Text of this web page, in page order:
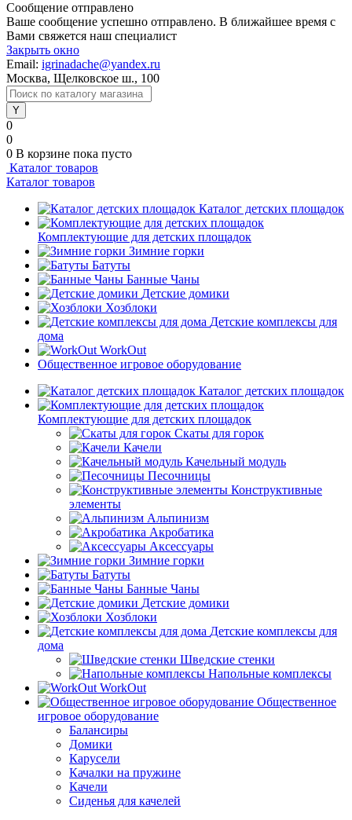
Сообщение отправлено
Ваше сообщение успешно отправлено. В ближайшее время с
Вами свяжется наш специалист
Закрыть окно
Email: igrinadache@yandex.ru
Москва, Щелковское ш., 100
0
0
0 В корзине пока пусто
Каталог товаров
Каталог товаров
Каталог детских площадок
Комплектующие для детских площадок
Зимние горки
Батуты
Банные Чаны
Детские домики
Хозблоки
Детские комплексы для
дома
WorkOut
Общественное игровое оборудование
Каталог детских площадок
Комплектующие для детских площадок
Скаты для горок
Качели
Качельный модуль
Песочницы
Конструктивные
элементы
Альпинизм
Акробатика
Аксессуары
Зимние горки
Батуты
Банные Чаны
Детские домики
Хозблоки
Детские комплексы для
дома
Шведские стенки
Напольные комплексы
WorkOut
Общественное
игровое оборудование
Балансиры
Домики
Карусели
Качалки на пружине
Качели
Сиденья для качелей